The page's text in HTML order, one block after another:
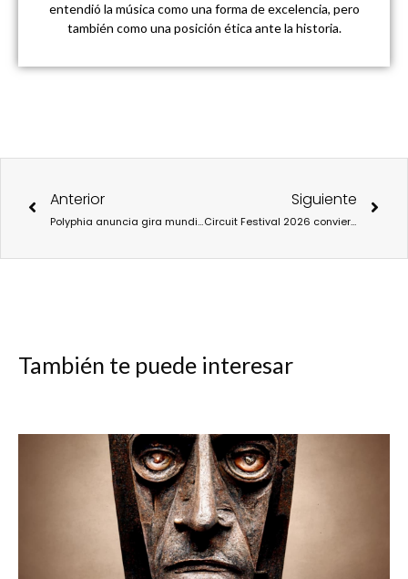
entendió la música como una forma de excelencia, pero
también como una posición ética ante la historia.
Anterior
Polyphia anuncia gira mundial y convierte “CAN YOU FEEL IT” en el umbral de una nueva mutación sonora
Siguiente
Circuit Festival 2026 convierte Barcelona en epicentro global de la cultura LGTBIQ+
También te puede interesar